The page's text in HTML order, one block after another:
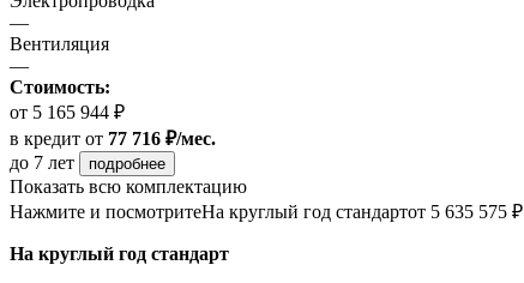
—
Вентиляция
—
Стоимость:
от 5 165 944 ₽
в кредит от 77 716 ₽/мес.
до 7 лет
подробнее
Показать всю комплектацию
Нажмите и посмотритеНа круглый год стандартот 5 635 575 ₽
На круглый год стандарт